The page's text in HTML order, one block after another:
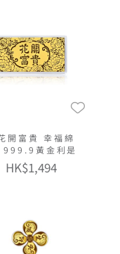
開富貴 幸福綿
黃金利是
HK$1,494